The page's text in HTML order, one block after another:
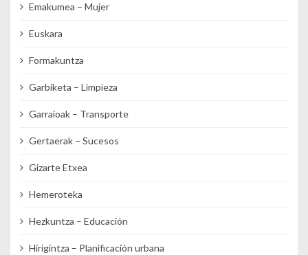
Emakumea – Mujer
Euskara
Formakuntza
Garbiketa – Limpieza
Garraioak – Transporte
Gertaerak – Sucesos
Gizarte Etxea
Hemeroteka
Hezkuntza – Educación
Hirigintza – Planificación urbana